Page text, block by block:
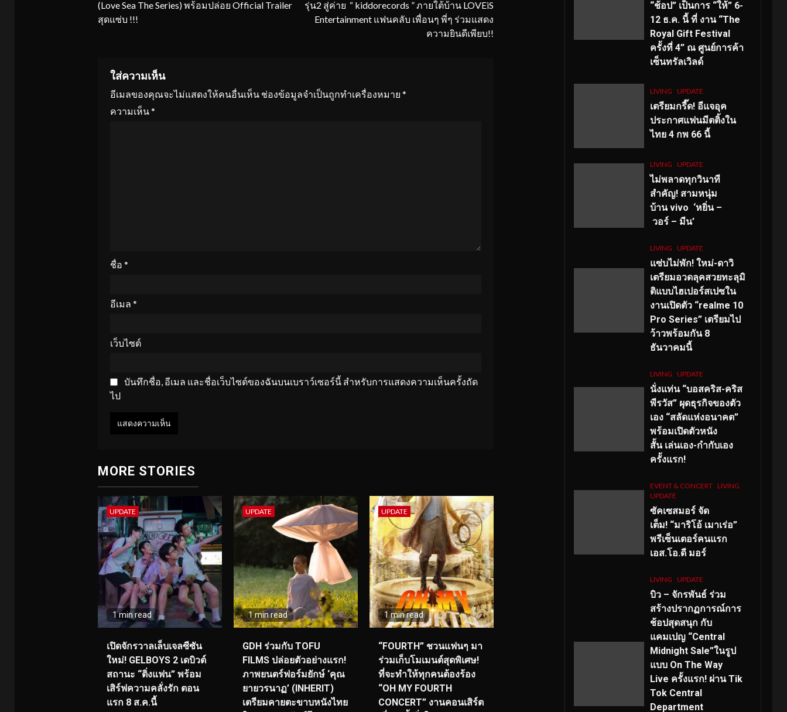
(Love Sea The Series) พร้อมปล่อย Official Trailer
สุดแซ่บ !!!
รุ่น2 สู่ค่าย “ kiddorecords ” ภายใต้บ้าน LOVEiS
Entertainment แฟนคลับ เพื่อนๆ พี่ๆ ร่วมแสดง
ความยินดีเพียบ!!
ใส่ความเห็น
อีเมลของคุณจะไม่แสดงให้คนอื่นเห็น ช่องข้อมูลจำเป็นถูกทำเครื่องหมาย *
ความเห็น*
ชื่อ *
อีเมล *
เว็บไซต์
บันทึกชื่อ, อีเมล และชื่อเว็บไซต์ของฉันบนเบราว์เซอร์นี้ สำหรับการแสดงความเห็นครั้งถัด
ไป
MORE STORIES
UPDATE
1 min read
เปิดจักรวาลเล็บเจลซีซัน
ใหม่! GELBOYS 2 เดบิวต์
สถานะ “ติ่งแฟน” พร้อม
เสิร์ฟความคลั่งรัก ตอน
แรก 8 ส.ค.นี้
UPDATE
1 min read
GDH ร่วมกับ TOFU
FILMS ปล่อยตัวอย่างแรก!
ภาพยนตร์ฟอร์มยักษ์ ‘คุณ
ยายวรนาฏ’ (INHERIT)
เตรียมคายตะขาบหนังไทย
UPDATE
1 min read
“FOURTH” ชวนแฟนๆ มา
ร่วมเก็บโมเมนต์สุดพิเศษ!
ที่จะทำให้ทุกคนต้องร้อง
“OH MY FOURTH
CONCERT” งานคอนเสิร์ต
“ช้อป” เป็นการ “ให้” 6-
12 ธ.ค. นี้ ที่ งาน “The
Royal Gift Festival
ครั้งที่ 4” ณ ศูนย์การค้า
เซ็นทรัลเวิลด์
LIVING UPDATE
เตรียมกรี๊ด! อีแจอุค
ประกาศแฟนมีตติ้งใน
ไทย 4 กพ 66 นี้
LIVING UPDATE
ไม่พลาดทุกวินาที
สำคัญ! สามหนุ่ม
บ้าน vivo ‘หยิ่น –
วอร์ – มีน’
LIVING UPDATE
แซ่บไม่พัก! ใหม่-ดาวิ
เตรียมอวดลุคสวยทะลุมิ
ติแบบไฮเปอร์สเปซใน
งานเปิดตัว “realme 10
Pro Series” เตรียมไป
ว้าวพร้อมกัน 8
ธันวาคมนี้
LIVING UPDATE
นั่งแท่น “บอสคริส-คริส
พีรวัส” ผุดธุรกิจของตัว
เอง “สลัดแห่งอนาคต”
พร้อมเปิดตัวหนัง
สั้น เล่นเอง-กำกับเอง
ครั้งแรก!
EVENT & CONCERT LIVING
UPDATE
ซัคเซสมอร์ จัด
เต็ม! “มาริโอ้ เมาเร่อ”
พรีเซ็นเตอร์คนแรก
เอส.โอ.ดี มอร์
LIVING UPDATE
บิว – จักรพันธ์ ร่วม
สร้างปรากฏการณ์การ
ช้อปสุดสนุก กับ
แคมเปญ “Central
Midnight Sale”ในรูป
แบบ On The Way
Live ครั้งแรก! ผ่าน Tik
Tok Central
Department